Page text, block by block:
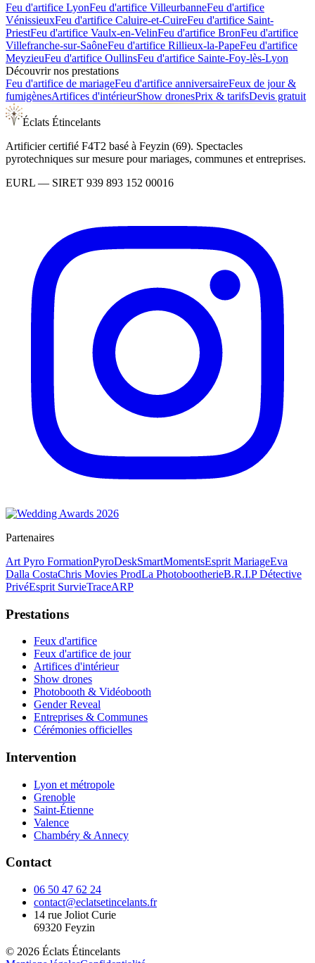
Feu d'artifice LyonFeu d'artifice VilleurbanneFeu d'artifice
VénissieuxFeu d'artifice Caluire-et-CuireFeu d'artifice Saint-
PriestFeu d'artifice Vaulx-en-VelinFeu d'artifice BronFeu d'artifice
Villefranche-sur-SaôneFeu d'artifice Rillieux-la-PapeFeu d'artifice
MeyzieuFeu d'artifice OullinsFeu d'artifice Sainte-Foy-lès-Lyon
Découvrir nos prestations
Feu d'artifice de mariageFeu d'artifice anniversaireFeux de jour &
fumigènesArtifices d'intérieurShow dronesPrix & tarifsDevis gratuit
Éclats Étincelants
Artificier certifié F4T2 basé à Feyzin (69). Spectacles
pyrotechniques sur mesure pour mariages, communes et entreprises.
EURL — SIRET 939 893 152 00016
Partenaires
Art Pyro FormationPyroDeskSmartMomentsEsprit MariageEva
Dalla CostaChris Movies ProdLa PhotobootherieB.R.I.P Détective
PrivéEsprit SurvieTraceARP
Prestations
Feux d'artifice
Feux d'artifice de jour
Artifices d'intérieur
Show drones
Photobooth & Vidéobooth
Gender Reveal
Entreprises & Communes
Cérémonies officielles
Intervention
Lyon et métropole
Grenoble
Saint-Étienne
Valence
Chambéry & Annecy
Contact
06 50 47 62 24
contact@eclatsetincelants.fr
14 rue Joliot Curie
69320 Feyzin
© 2026 Éclats Étincelants